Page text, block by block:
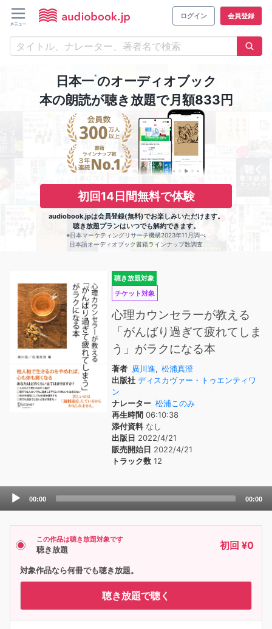
ログイン 会員登録
日本一※のオーディオブック
本の朗読が聴き放題で月額833円
初回14日間無料で体験
audiobook.jpは会員登録(無料)でお楽しみいただけます。
聴き放題プランはいつでも解約できます。
※日本マーケティングリサーチ機構2023年11月調べ
日本語オーディオブック書籍ラインナップ数調査
聴き放題対象
チケット対象
心理カウンセラーが教える
「がんばり過ぎて疲れてしま
う」がラクになる本
著者 廣川進, 松浦真澄
出版社 ディスカヴァー・トゥエンティワ
ン
ナレーター 松浦このみ
再生時間 06:10:38
添付資料なし
出版日 2022/4/21
販売開始日 2022/4/21
トラック数 12
Audio
00:00 00:00
この作品は聴き放題対象です
聴き放題 初回 ¥0
対象作品なら何冊でも聴き放題。
聴き放題で聴く